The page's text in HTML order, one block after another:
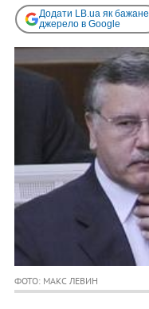
Додати LB.ua як бажане
джерело в Google
ФОТО: МАКС ЛЕВИН